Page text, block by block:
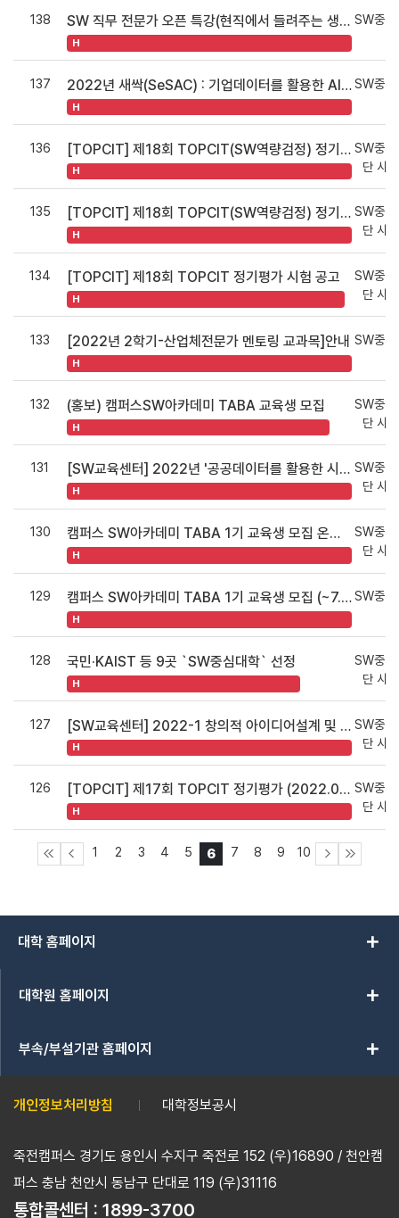
138 SW 직무 전문가 오픈 특강(현직에서 들려주는 생생한 개발 이야기 ) 안내
H
SW중심
137 2022년 새싹(SeSAC) : 기업데이터를 활용한 AI 취업 부트캠프(미취업자 대상 무료 교육 과정)
H
SW중심
136 [TOPCIT] 제18회 TOPCIT(SW역량검정) 정기평가 (2022.10.29.(토)) 단체접수 응시자 접수등록 매뉴얼
H
SW중심
단 사
135 [TOPCIT] 제18회 TOPCIT(SW역량검정) 정기평가 (2022.10.29.(토)) 단체접수 신청 안내
H
SW중심
단 사
134 [TOPCIT] 제18회 TOPCIT 정기평가 시험 공고
H
SW중심
단 사
133 [2022년 2학기-산업체전문가 멘토링 교과목]안내
H
SW중심
132 (홍보) 캠퍼스SW아카데미 TABA 교육생 모집
H
SW중심
단 사
131 [SW교육센터] 2022년 '공공데이터를 활용한 시각화 분석' 강좌 신청안내 (선착순모집)
H
SW중심
단 사
130 캠퍼스 SW아카데미 TABA 1기 교육생 모집 온라인 설명회
H
SW중심
단 사
129 캠퍼스 SW아카데미 TABA 1기 교육생 모집 (~7.8.신청마감)
H
SW중심
128 국민·KAIST 등 9곳 `SW중심대학` 선정
H
SW중심
단 사
127 [SW교육센터] 2022-1 창의적 아이디어설계 및 크리에이티브톤 경진대회
H
SW중심
단 사
126 [TOPCIT] 제17회 TOPCIT 정기평가 (2022.05.21.(토)) 단체접수 응시자 접수등록 매뉴얼
H
SW중심
단 사
1 2 3 4 5 6 7 8 9 10
대학 홈페이지 add
대학원 홈페이지 add
부속/부설기관 홈페이지 add
개인정보처리방침 대학정보공시
죽전캠퍼스 경기도 용인시 수지구 죽전로 152 (우)16890 / 천안캠
퍼스 충남 천안시 동남구 단대로 119 (우)31116
통합콜센터 : 1899-3700